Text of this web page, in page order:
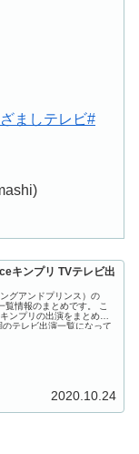
ましテレビ#
キンプリ TVテレビ出
グアンドプリンス）の
情報のまとめです。 こ
ンプリの出演をまとめて
テレビ出演一覧になって
2020.10.24